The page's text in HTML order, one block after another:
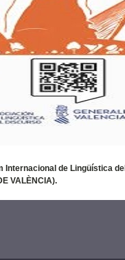
Internacional de Lingüística del
VALÈNCIA).